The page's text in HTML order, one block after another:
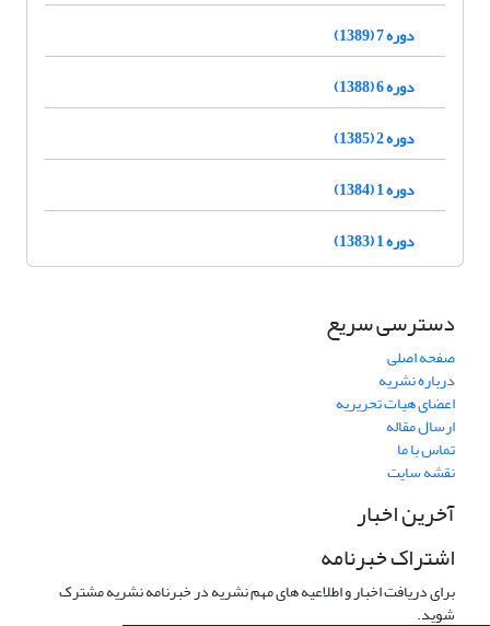
دوره 7 (1389)
دوره 6 (1388)
دوره 2 (1385)
دوره 1 (1384)
دوره 1 (1383)
دسترسی سریع
صفحه اصلی
درباره نشریه
اعضای هیات تحریریه
ارسال مقاله
تماس با ما
نقشه سایت
آخرین اخبار
اشتراک خبرنامه
برای دریافت اخبار و اطلاعیه های مهم نشریه در خبرنامه نشریه مشترک
شوید.